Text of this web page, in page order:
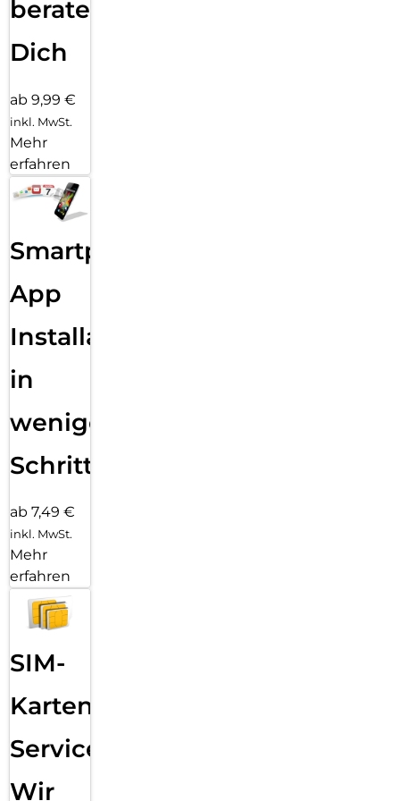
beraten
Dich
ab 9,99 €
inkl. MwSt.
Mehr
erfahren
Smartphone
App
Installation
in
wenigen
Schritten
ab 7,49 €
inkl. MwSt.
Mehr
erfahren
SIM-
Karten
Service:
Wir